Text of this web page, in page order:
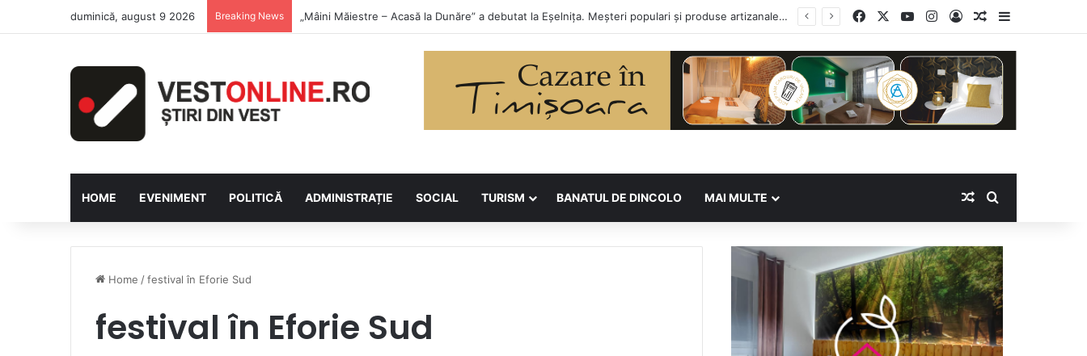
duminică, august 9 2026 Breaking News Săptămâna Florilor la Asociația BUNETI Facebook YouTubeInstagram
Log InRandom Article
HOME EVENIMENT POLITICĂ ADMINISTRAȚIE SOCIAL TURISM BANATUL DE DINCOLO MAI MULTE Random Article
Home /festival în Eforie Sud
festival în Eforie Sud